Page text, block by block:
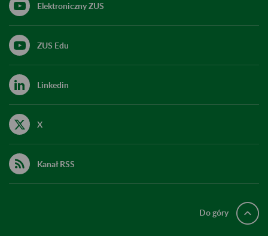
Elektroniczny ZUS
ZUS Edu
Linkedin
X
Kanał RSS
Do góry